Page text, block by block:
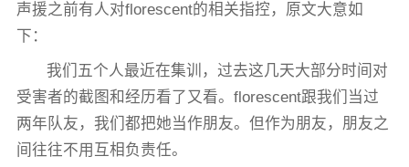
声援之前有人对florescent的相关指控，原文大意如
下：
我们五个人最近在集训，过去这几天大部分时间对
受害者的截图和经历看了又看。florescent跟我们当过
两年队友，我们都把她当作朋友。但作为朋友，朋友之
间往往不用互相负责任。